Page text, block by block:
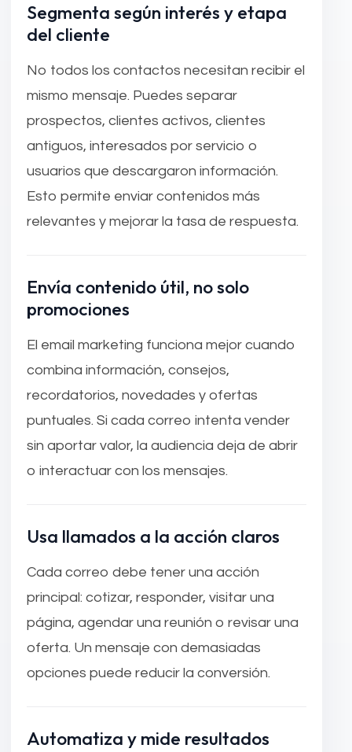
Segmenta según interés y etapa
del cliente
No todos los contactos necesitan recibir el
mismo mensaje. Puedes separar
prospectos, clientes activos, clientes
antiguos, interesados por servicio o
usuarios que descargaron información.
Esto permite enviar contenidos más
relevantes y mejorar la tasa de respuesta.
Envía contenido útil, no solo
promociones
El email marketing funciona mejor cuando
combina información, consejos,
recordatorios, novedades y ofertas
puntuales. Si cada correo intenta vender
sin aportar valor, la audiencia deja de abrir
o interactuar con los mensajes.
Usa llamados a la acción claros
Cada correo debe tener una acción
principal: cotizar, responder, visitar una
página, agendar una reunión o revisar una
oferta. Un mensaje con demasiadas
opciones puede reducir la conversión.
Automatiza y mide resultados